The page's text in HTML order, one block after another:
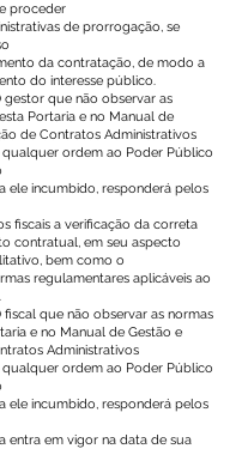
proceder
de prorrogação, se
da contratação, de modo a
do interesse público.
gestor que não observar as
Portaria e no Manual de
de Contratos Administrativos
qualquer ordem ao Poder Público
ele incumbido, responderá pelos
fiscais a verificação da correta
contratual, em seu aspecto
bem como o
regulamentares aplicáveis ao
fiscal que não observar as normas
e no Manual de Gestão e
Administrativos
qualquer ordem ao Poder Público
ele incumbido, responderá pelos
entra em vigor na data de sua